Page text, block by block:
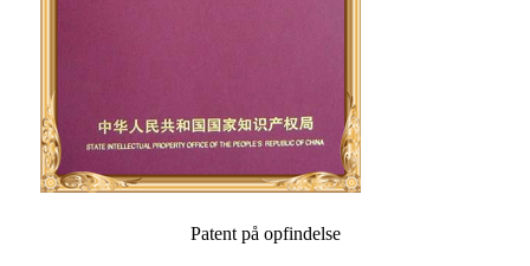
Patent på opfindelse